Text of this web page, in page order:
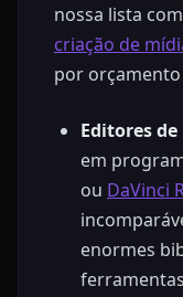
nossa lista
criação de
por
Editores
em
ou DaVinci
enormes